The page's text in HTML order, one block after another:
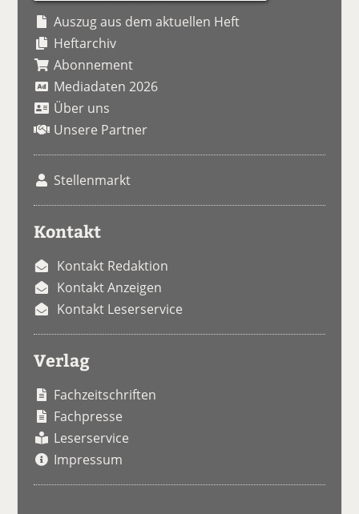
Auszug aus dem aktuellen Heft
Heftarchiv
Abonnement
Mediadaten 2026
Über uns
Unsere Partner
Stellenmarkt
Kontakt
Kontakt Redaktion
Kontakt Anzeigen
Kontakt Leserservice
Verlag
Fachzeitschriften
Fachpresse
Leserservice
Impressum